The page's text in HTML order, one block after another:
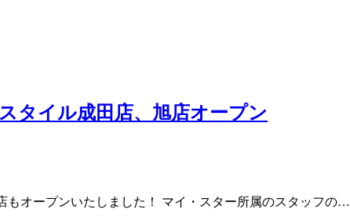
タイル成田店、旭店オープン
もオープンいたしました！ マイ・スター所属のスタッフの…